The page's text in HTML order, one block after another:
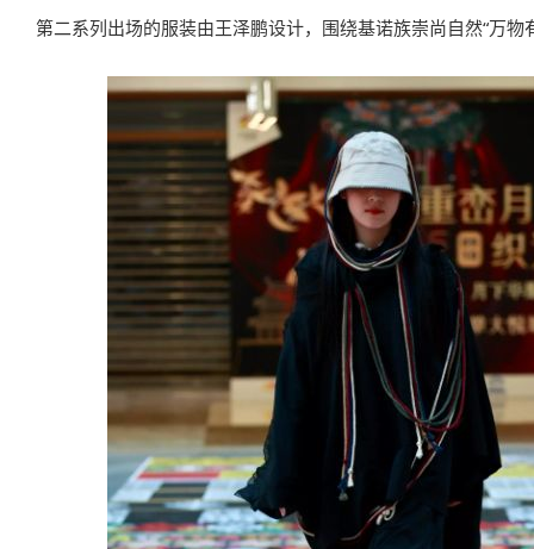
第二系列出场的服装由王泽鹏设计，围绕基诺族崇尚自然“万物